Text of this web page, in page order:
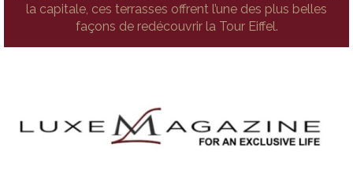
la capitale, ces terrasses offrent l’une des plus belles
façons de redécouvrir la Tour Eiffel.